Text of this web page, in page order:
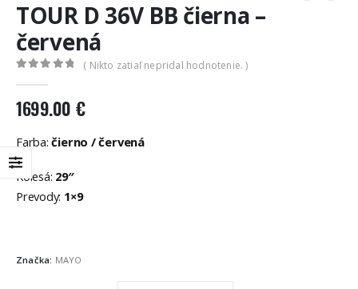
TOUR D 36V BB čierna –
červená
( Nikto zatiaľ nepridal hodnotenie. )
1699.00 €
Farba:čierno / červená
Kolesá: 29″
Prevody: 1×9
Značka: MAYO